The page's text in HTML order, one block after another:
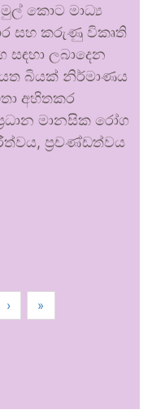
කොට මාධ්‍ය
සහ කරුණු විකෘති
ලබාදෙන
බියක් නිර්මාණය
අහිතකර
මානසික රෝග
ප්‍රචණ්ඩත්වය
› »